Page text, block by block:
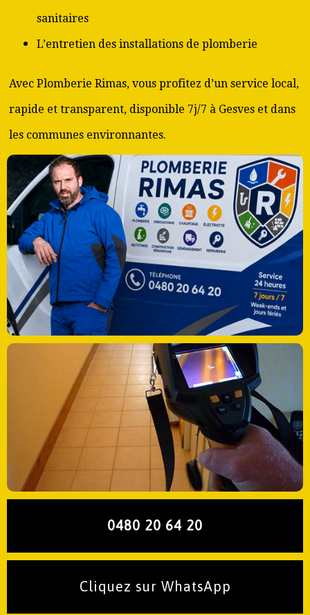
sanitaires
L’entretien des installations de plomberie
Avec Plomberie Rimas, vous profitez d’un service local,
rapide et transparent, disponible 7j/7 à Gesves et dans
les communes environnantes.
0480 20 64 20
Cliquez sur WhatsApp